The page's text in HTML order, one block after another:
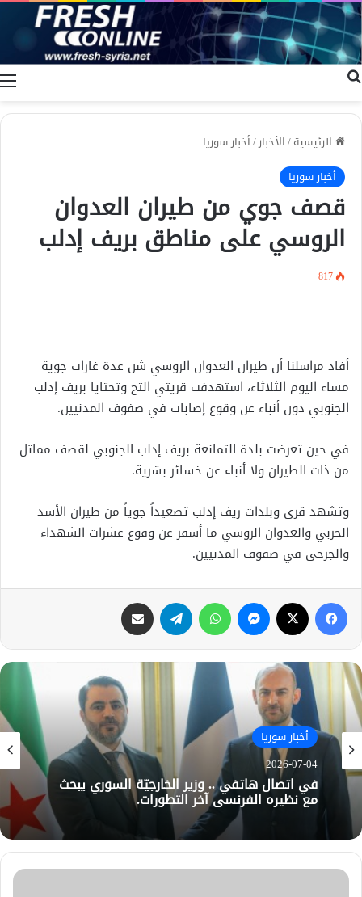
الرئيسية/الأخبار/أخبار سوريا
أخبار سوريا
قصف جوي من طيران العدوان
الروسي على مناطق بريف إدلب
817
أفاد مراسلنا أن طيران العدوان الروسي شن عدة غارات جوية
مساء اليوم الثلاثاء، استهدفت قريتي التح وتحتايا بريف إدلب
الجنوبي دون أنباء عن وقوع إصابات في صفوف المدنيين.
في حين تعرضت بلدة التمانعة بريف إدلب الجنوبي لقصف مماثل
من ذات الطيران ولا أنباء عن خسائر بشرية.
وتشهد قرى وبلدات ريف إدلب تصعيداً جوياً من طيران الأسد
الحربي والعدوان الروسي ما أسفر عن وقوع عشرات الشهداء
والجرحى في صفوف المدنيين.
فيسبوك ماسنجر واتساب تيلقرام
أخبار سوريا
2026-07-04
في اتصال هاتفي .. وزير الخارجيّة السوري يبحث
مع نظيره الفرنسي آخر التطورات.